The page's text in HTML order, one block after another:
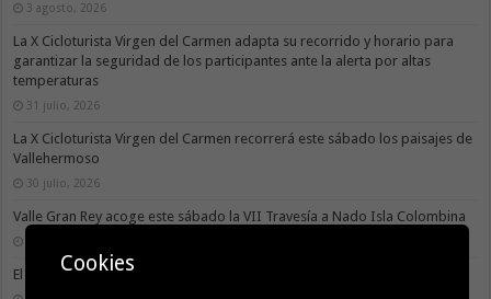
3 agosto, 2026
La X Cicloturista Virgen del Carmen adapta su recorrido y horario para
garantizar la seguridad de los participantes ante la alerta por altas
temperaturas
31 julio, 2026
La X Cicloturista Virgen del Carmen recorrerá este sábado los paisajes de
Vallehermoso
30 julio, 2026
Valle Gran Rey acoge este sábado la VII Travesía a Nado Isla Colombina
El II torneo Autonómico Gomahara Beach Vóley ya tiene fecha
Cookies